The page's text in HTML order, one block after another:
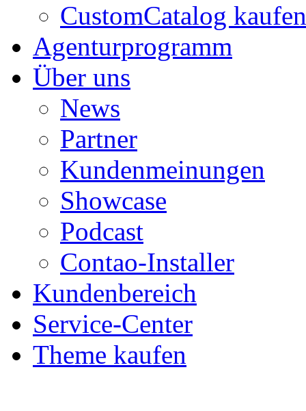
CustomCatalog kaufen
Agenturprogramm
Über uns
News
Partner
Kundenmeinungen
Showcase
Podcast
Contao-Installer
Kundenbereich
Service-Center
Theme kaufen